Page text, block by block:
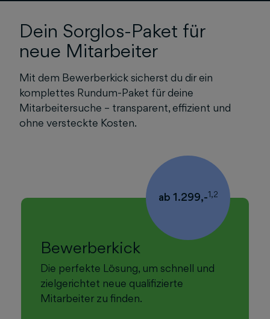
Dein Sorglos-Paket für
neue Mitarbeiter
Mit dem Bewerberkick sicherst du dir ein
komplettes Rundum-Paket für deine
Mitarbeitersuche – transparent, effizient und
ohne versteckte Kosten.
ab 1.299,-1,2
Bewerberkick
Die perfekte Lösung, um schnell und
zielgerichtet neue qualifizierte
Mitarbeiter zu finden.